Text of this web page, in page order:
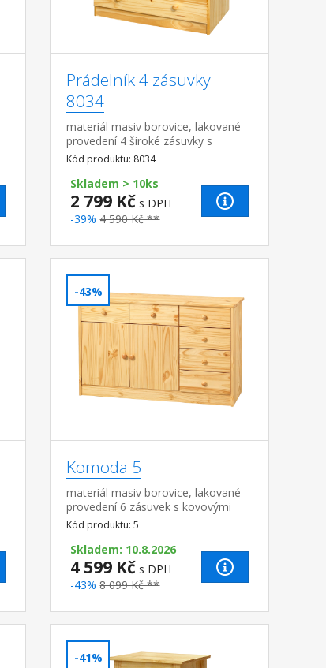
Prádelník 4 zásuvky
8034
materiál masiv borovice, lakované
provedení 4 široké zásuvky s
kovovými pojezdy, hloubka zásuvky
32,5 cm
Kód produktu: 8034
Skladem > 10ks
2 799 Kč s DPH
-39% 4 590 Kč **
-43%
Komoda 5
materiál masiv borovice, lakované
provedení 6 zásuvek s kovovými
pojezdy, skřínka s dvířky a variabilní
policí hloubka zásuvky 27,5 cm
Kód produktu: 5
Skladem: 10.8.2026
4 599 Kč s DPH
-43% 8 099 Kč **
-41%